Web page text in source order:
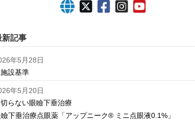
新記事
年5月28日
施設基準
年5月20日
切らない眼瞼下垂治療
瞼下垂治療点眼薬「アップニーク® ミニ点眼液0.1%」